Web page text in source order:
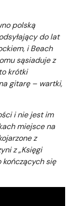
polską
do lat
i Beach
sąsiaduje z
krótki
gitarę – wartki,
i nie jest im
miejsce na
z
z „Księgi
kończących się